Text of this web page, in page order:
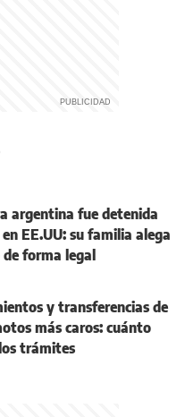
argentina fue detenida
EE.UU: su familia alega
forma legal
y transferencias de
más caros: cuánto
trámites